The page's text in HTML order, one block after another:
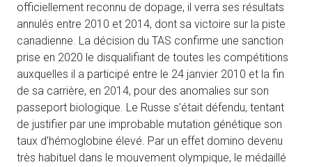
officiellement reconnu de dopage, il verra ses résultats
annulés entre 2010 et 2014, dont sa victoire sur la piste
canadienne. La décision du TAS confirme une sanction
prise en 2020 le disqualifiant de toutes les compétitions
auxquelles il a participé entre le 24 janvier 2010 et la fin
de sa carrière, en 2014, pour des anomalies sur son
passeport biologique. Le Russe s’était défendu, tentant
de justifier par une improbable mutation génétique son
taux d’hémoglobine élevé. Par un effet domino devenu
très habituel dans le mouvement olympique, le médaillé